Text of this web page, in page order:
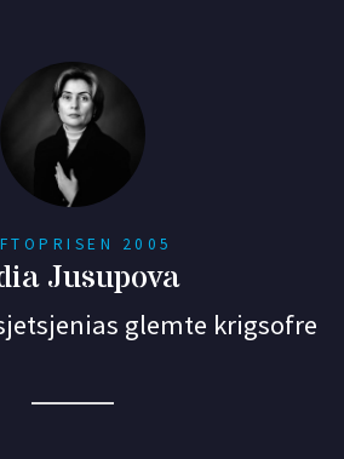
2005
Jusupova
glemte krigsofre